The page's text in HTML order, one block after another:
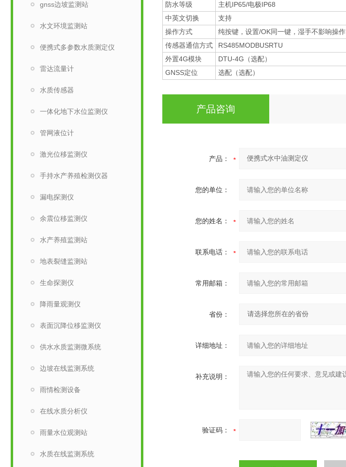
gnss边坡监测站
水文环境监测站
便携式多参数水质测定仪
雷达流量计
水质传感器
一体化地下水位监测仪
管网液位计
激光位移监测仪
手持水产养殖检测仪器
漏电探测仪
余震位移监测仪
水产养殖监测站
地表裂缝监测站
生命探测仪
降雨量观测仪
表面沉降位移监测仪
供水水质监测微系统
边坡在线监测系统
雨情检测设备
在线水质分析仪
雨量水位观测站
水质在线监测系统
防水等级
主机IP65/电极IP68
中英文切换
支持
操作方式
纯按键，设置/OK同一键，湿手不影响操作
传感器通信方式
RS485MODBUSRTU
外置4G模块
DTU-4G（选配）
GNSS定位
选配（选配）
产品咨询
产品：
您的单位：
您的姓名：
联系电话：
常用邮箱：
省份：
详细地址：
补充说明：
验证码：